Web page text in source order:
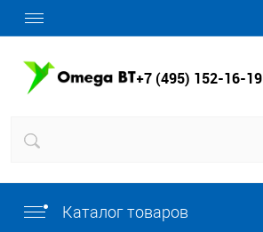
+7 (495) 152-16-19
Каталог товаров